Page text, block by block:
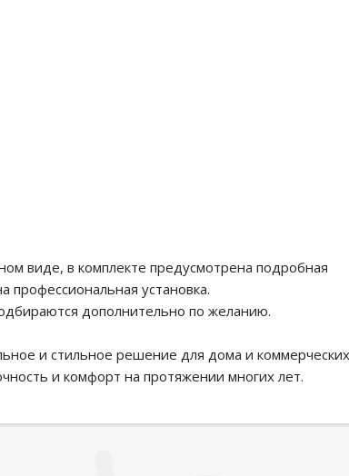
виде, в комплекте предусмотрена подробная
профессиональная установка.
дополнительно по желанию.
и стильное решение для дома и коммерческих
и комфорт на протяжении многих лет.